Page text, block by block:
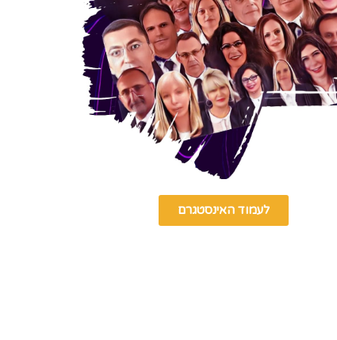
לעמוד האינסטגרם